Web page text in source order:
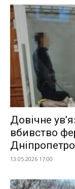
Довічне
вбивство
13.05.2026 17:00